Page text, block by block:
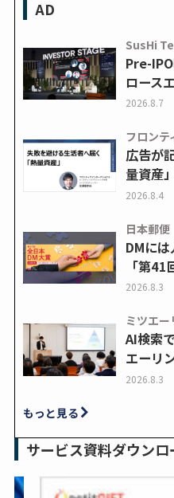
AD
SusHi
Pre-
ロース
2026.8.7
フロンテ
広告が
量資産
2026.8.4
日本郵便
DMに
「第
2026.8.3
ミツエー
AI検索
エーリ
2026.8.3
もっと見る
サービス資料ダウンロ